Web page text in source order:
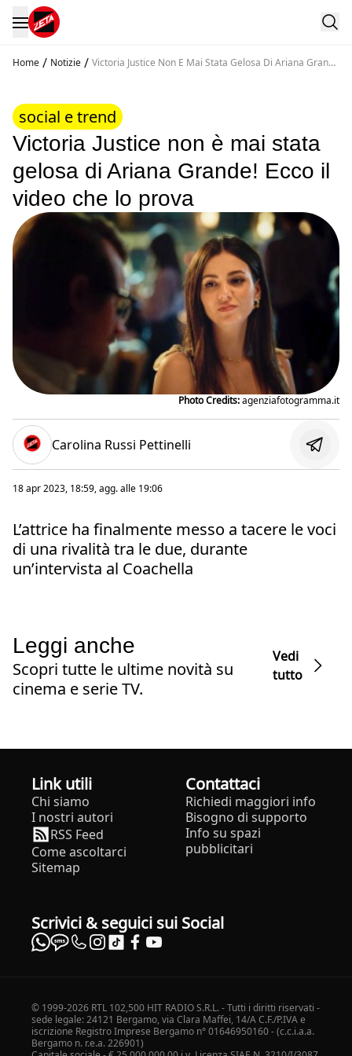
Home / Notizie / Victoria Justice Non E Mai Stata Gelosa Di Ariana Grande
social e trend
Victoria Justice non è mai stata
gelosa di Ariana Grande! Ecco il
video che lo prova
Photo Credits:agenziafotogramma.it
Carolina Russi Pettinelli
18 apr 2023, 18:59, agg. alle 19:06
L’attrice ha finalmente messo a tacere le voci
di una rivalità tra le due, durante
un’intervista al Coachella
Leggi anche
Scopri tutte le ultime novità su
cinema e serie TV.
Vedi
tutto
Link utili
Chi siamo
I nostri autori
RSS Feed
Come ascoltarci
Sitemap
Contattaci
Richiedi maggiori info
Bisogno di supporto
Info su spazi
pubblicitari
Scrivici & seguici sui Social
© 1999-2026 RTL 102,500 HIT RADIO S.R.L. - Tutti i diritti riservati -
sede legale: 24121 Bergamo, via Clara Maffei, 14/A C.F./P.IVA e
iscrizione Registro Imprese Bergamo n° 01646950160 - (c.c.i.a.a.
Bergamo n. r.e.a. 226901)